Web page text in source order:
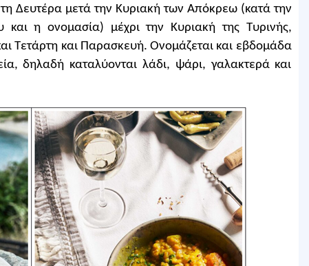
Δευτέρα μετά την Κυριακή των Απόκρεω (κατά την
η ονομασία) μέχρι την Κυριακή της Τυρινής,
Τετάρτη και Παρασκευή. Ονομάζεται και εβδομάδα
δηλαδή καταλύονται λάδι, ψάρι, γαλακτερά και